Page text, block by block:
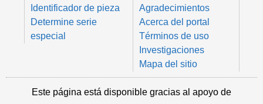
Identificador de pieza
Determine serie
especial
Agradecimientos
Acerca del portal
Términos de uso
Investigaciones
Mapa del sitio
Este página está disponible gracias al apoyo de